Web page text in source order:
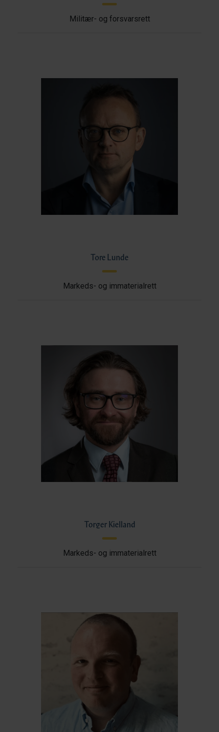
Militær- og forsvarsrett
Tore Lunde
Markeds- og immaterialrett
Torger Kielland
Markeds- og immaterialrett